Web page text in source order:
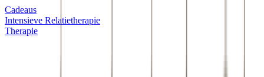
Cadeaus
Intensieve Relatietherapie
Therapie